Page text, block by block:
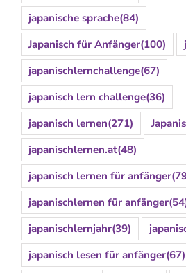
japanische sprache(84)
Japanisch für Anfänger(100)
japanischlernchallenge(67)
japanisch lern challenge(36)
japanisch lernen(271)
japanischlernen.at(48)
japanisch lernen für anfänger
japanischlernen für anfänger
japanischlernjahr(39)
japanisch lesen für anfänger(67)